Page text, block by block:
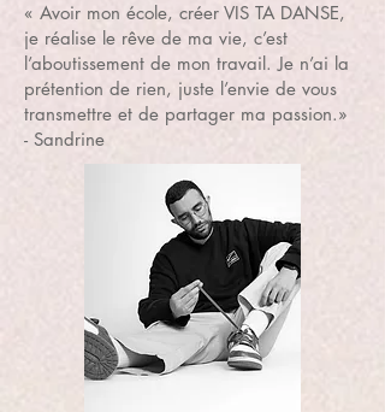
« Avoir mon école, créer VIS TA DANSE,
je réalise le rêve de ma vie, c’est
l’aboutissement de mon travail. Je n’ai la
prétention de rien, juste l’envie de vous
transmettre et de partager ma passion.»
- Sandrine